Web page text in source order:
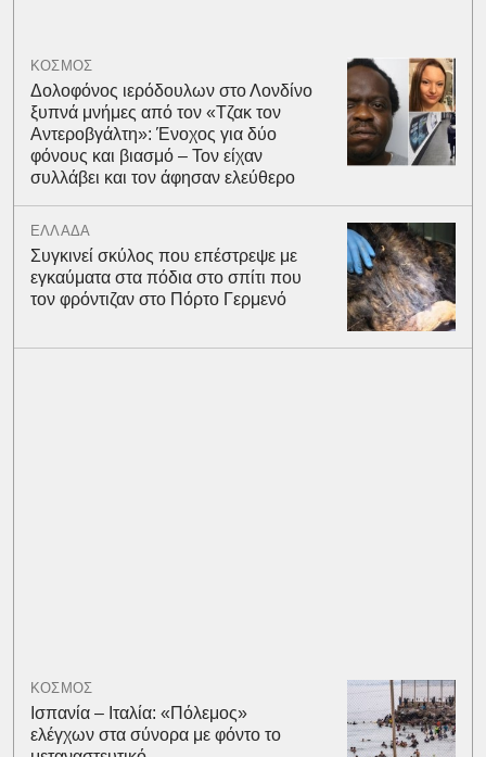
ΚΟΣΜΟΣ
Δολοφόνος ιερόδουλων στο Λονδίνο
ξυπνά μνήμες από τον «Τζακ τον
Αντεροβγάλτη»: Ένοχος για δύο
φόνους και βιασμό – Τον είχαν
συλλάβει και τον άφησαν ελεύθερο
ΕΛΛΑΔΑ
Συγκινεί σκύλος που επέστρεψε με
εγκαύματα στα πόδια στο σπίτι που
τον φρόντιζαν στο Πόρτο Γερμενό
ΚΟΣΜΟΣ
Ισπανία – Ιταλία: «Πόλεμος»
ελέγχων στα σύνορα με φόντο το